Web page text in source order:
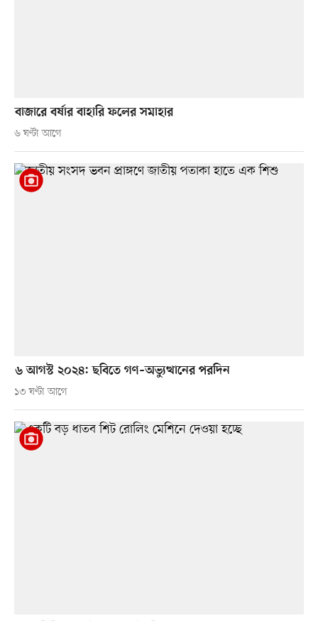
বাজারে বর্ষার বাহারি ফলের সমাহার
৬ ঘণ্টা আগে
৬ আগস্ট ২০২৪: ছবিতে গণ–অভ্যুত্থানের পরদিন
১৩ ঘণ্টা আগে